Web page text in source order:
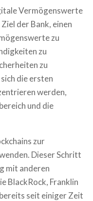
Vermögenswerte
der Bank, einen
zu
zu
zu
die ersten
werden,
und die
zur
Dieser Schritt
mit anderen
BlackRock, Franklin
seit einiger Zeit